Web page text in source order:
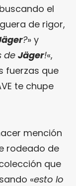
el
de rigor,
?» y
de Jäger!«,
fuerzas que
te chupe
mención
rodeado de
que
«esto lo